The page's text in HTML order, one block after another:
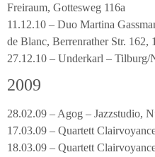
Freiraum, Gottesweg 116a
11.12.10 – Duo Martina
de Blanc, Berrenrather Str. 162,
27.12.10 – Underkarl – Tilburg/
2009
28.02.09 – Agog – Jazzstudio,
17.03.09 – Quartett
18.03.09 – Quartett